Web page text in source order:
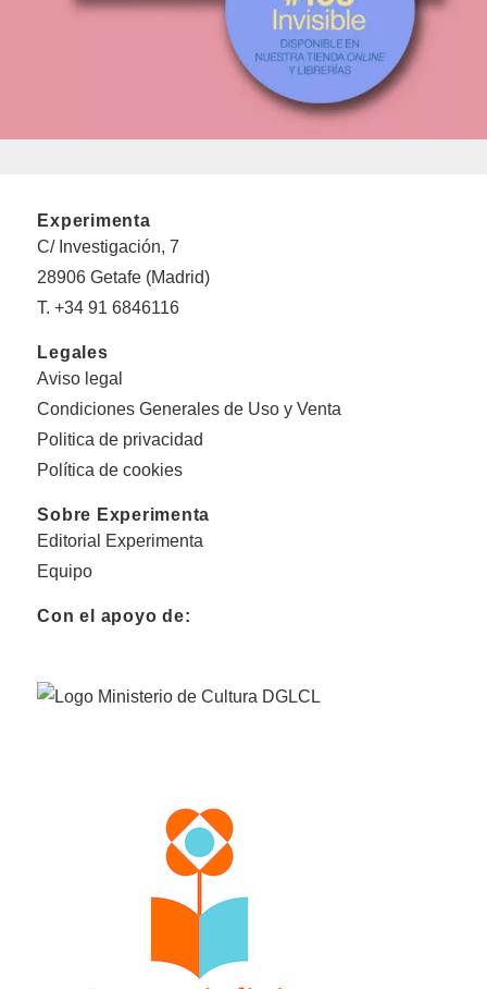
Experimenta
C/ Investigación, 7
28906 Getafe (Madrid)
T. +34 91 6846116
Legales
Aviso legal
Condiciones Generales de Uso y Venta
Politica de privacidad
Política de cookies
Sobre Experimenta
Editorial Experimenta
Equipo
Con el apoyo de: